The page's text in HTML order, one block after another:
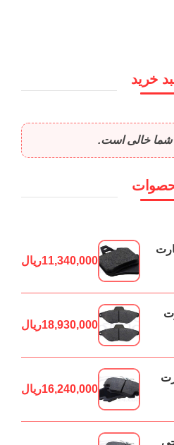
خرید
شما خالی است.
11,340,000ریال
18,930,000ریال
16,240,000ریال